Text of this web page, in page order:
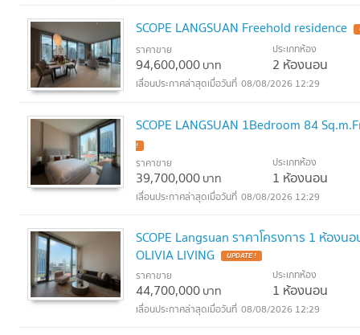
SCOPE LANGSUAN Freehold residence
ราคาขาย
94,600,000บาท
ประเภทห้อง
2 ห้องนอน
08/08/2026 12:29
SCOPE LANGSUAN 1Bedroom 84
!
ราคาขาย
39,700,000บาท
ประเภทห้อง
1 ห้องนอน
08/08/2026 12:29
SCOPE Langsuan ราคาโครงการ 1 ห้อง
OLIVIA LIVING
UPDATE !
ราคาขาย
44,700,000บาท
ประเภทห้อง
1 ห้องนอน
08/08/2026 12:29